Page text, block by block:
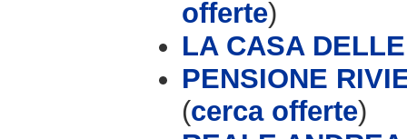
offerte)
LA CASA
PENSIONE
(cerca offerte)